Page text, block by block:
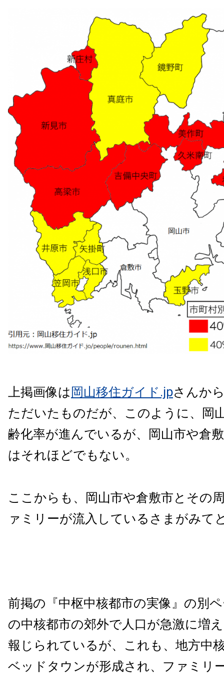
上掲画像は 岡山移住ガイド.jpさんか
ただいたものだが、このように、岡
齢化率が進んでいるが、岡山市や倉
はそれほどでもない。
ここからも、岡山市や倉敷市とその
ァミリーが流入しているさまがみて
前掲の『中枢中核都市の実像』の別
の中核都市の郊外で人口が急激に増
報じられているが、これも、地方中
ベッドタウンが形成され、ファミリ